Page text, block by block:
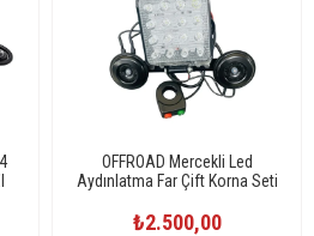
OFFROAD Mercekli Led
Aydınlatma Far Çift Korna Seti
₺2.500,00